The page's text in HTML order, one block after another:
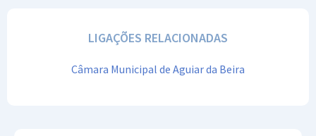
LIGAÇÕES RELACIONADAS
Câmara Municipal de Aguiar da Beira